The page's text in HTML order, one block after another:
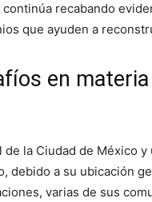
recabando
que ayuden a
en
la Ciudad de México y
debido a su ubicación
varias de sus